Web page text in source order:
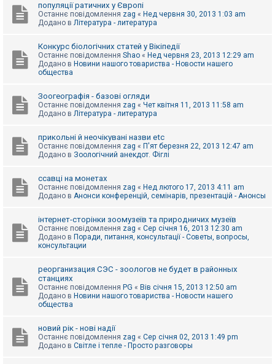
ш
к
м
г
популяції ратичних у Європі
Останнє повідомлення zag « Нед червня 30, 2013 1:03 am
Додано в Література - литература
Конкурс біологічних статей у Вікіпедії
Останнє повідомлення Shao « Нед червня 23, 2013 12:29 am
Додано в Новини нашого товариства - Новости нашего
общества
Зоогеографія - базові огляди
Останнє повідомлення zag « Чет квітня 11, 2013 11:58 am
Додано в Література - литература
прикольні й неочікувані назви etc
Останнє повідомлення zag « П'ят березня 22, 2013 12:47 am
Додано в Зоологічний анекдот. Фіглі
ссавці на монетах
Останнє повідомлення zag « Нед лютого 17, 2013 4:11 am
Додано в Анонси конференцій, семінарів, презентацій - Анонсы
інтернет-сторінки зоомузеїв та природничих музеїв
Останнє повідомлення zag « Сер січня 16, 2013 12:30 am
Додано в Поради, питання, консультації - Советы, вопросы,
консультации
реорганизация СЭС - зоологов не будет в районных
станциях
Останнє повідомлення PG « Вів січня 15, 2013 12:50 am
Додано в Новини нашого товариства - Новости нашего
общества
новий рік - нові надії
Останнє повідомлення zag « Сер січня 02, 2013 1:49 pm
Додано в Світле і тепле - Просто разговоры